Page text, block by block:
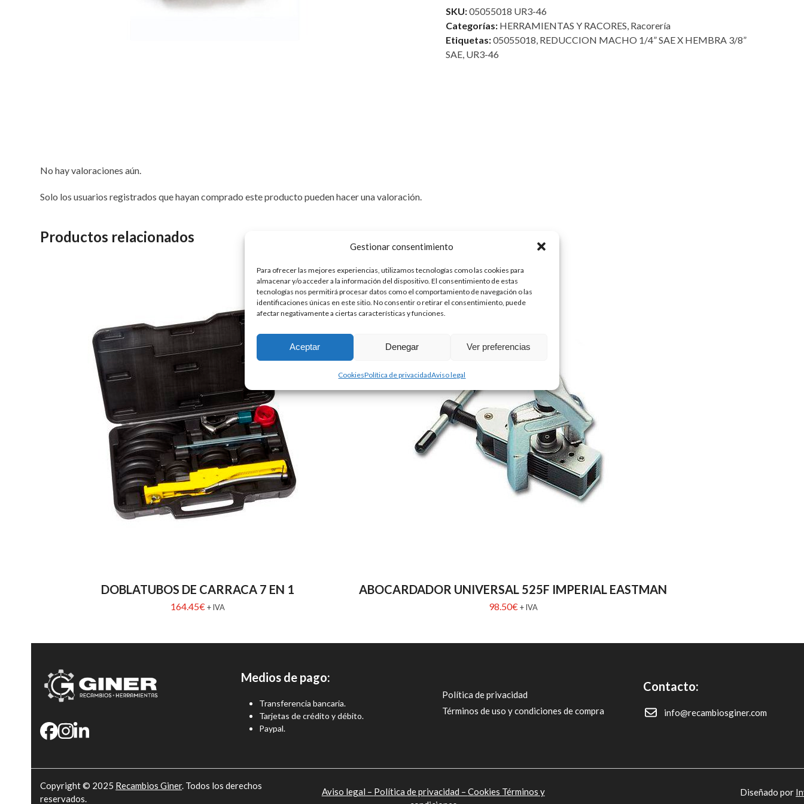
Gestionar consentimiento
Para ofrecer las mejores experiencias, utilizamos tecnologías como las cookies para
almacenar y/o acceder a la información del dispositivo. El consentimiento de estas
tecnologías nos permitirá procesar datos como el comportamiento de navegación o las
identificaciones únicas en este sitio. No consentir o retirar el consentimiento, puede
afectar negativamente a ciertas características y funciones.
Aceptar Denegar Ver preferencias
CookiesPolítica de privacidadAviso legal
x
H
3/8”
SAE
SKU:05055018 UR3-46
Categorías: HERRAMIENTAS Y RACORES, Racorería
Etiquetas:05055018, REDUCCION MACHO 1/4” SAE X HEMBRA 3/8”
SAE, UR3-46
No hay valoraciones aún.
Solo los usuarios registrados que hayan comprado este producto pueden hacer una valoración.
Productos relacionados
DOBLATUBOS DE CARRACA 7 EN 1
164.45€ + IVA
ABOCARDADOR UNIVERSAL 525F IMPERIAL EASTMAN
98.50€ + IVA
Medios de pago:
Transferencia bancaria.
Tarjetas de crédito y débito.
Paypal.
Política de privacidad
Términos de uso y condiciones de compra
Contacto:
info@recambiosginer.com
Copyright © 2025 Recambios Giner. Todos los derechos
reservados.
Aviso legal – Política de privacidad – Cookies Términos y
Diseñado por